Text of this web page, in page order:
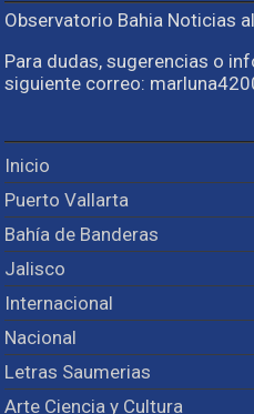
Observatorio Bahia Noticias
Para dudas, sugerencias o
siguiente correo:
Inicio
Puerto Vallarta
Bahía de Banderas
Jalisco
Internacional
Nacional
Letras Saumerias
Arte Ciencia y Cultura